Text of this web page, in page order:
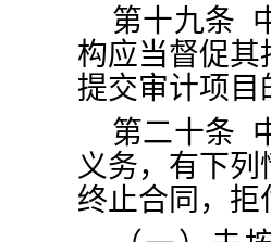
第十九条
构应当督促
提交审计项目
第二十条
义务，有下
终止合同，